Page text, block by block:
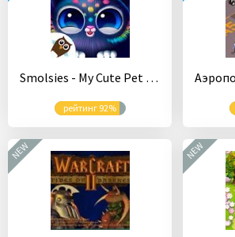
Smolsies - My Cute Pet House
рейтинг 92%
NEW NEW